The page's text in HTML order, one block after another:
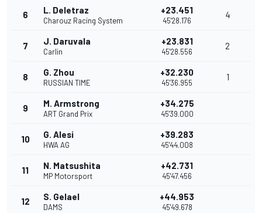
6 L. Deletraz
Charouz Racing System
+23.451
45'28.176
4
7 J. Daruvala
Carlin
+23.831
45'28.556
2
8 G. Zhou
RUSSIAN TIME
+32.230
45'36.955
1
9 M. Armstrong
ART Grand Prix
+34.275
45'39.000
10 G. Alesi
HWA AG
+39.283
45'44.008
11 N. Matsushita
MP Motorsport
+42.731
45'47.456
12 S. Gelael
DAMS
+44.953
45'49.678